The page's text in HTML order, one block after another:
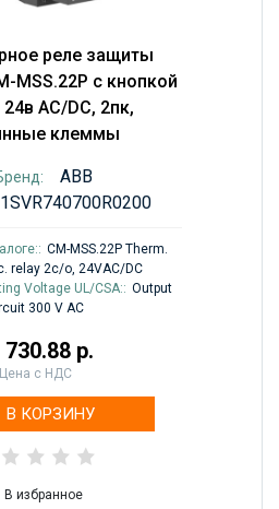
реле защиты
MSS.22P с кнопкой
AC/DC, 2пк,
клеммы
ABB
1SVR740700R0200
CM-MSS.22P Therm.
relay 2c/o, 24VAC/DC
Voltage UL/CSA:: Output
300 V AC
730.88 р.
Цена с НДС
В КОРЗИНУ
В избранное